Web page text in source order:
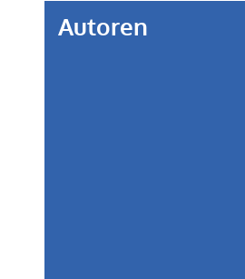
Autoren